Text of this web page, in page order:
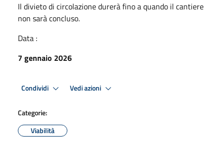
Il divieto di circolazione durerà fino a quando il cantiere
non sarà concluso.
Data :
7 gennaio 2026
Condividi Vedi azioni
Categorie:
Viabilità